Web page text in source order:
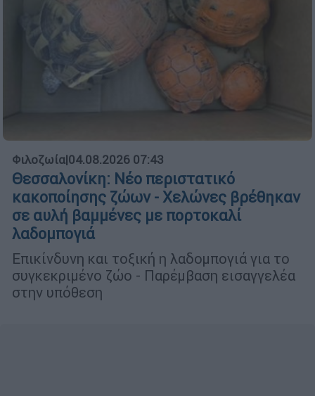
Φιλοζωία|04.08.2026 07:43
Θεσσαλονίκη: Νέο περιστατικό
κακοποίησης ζώων - Χελώνες βρέθηκαν
σε αυλή βαμμένες με πορτοκαλί
λαδομπογιά
Επικίνδυνη και τοξική η λαδομπογιά για το
συγκεκριμένο ζώο - Παρέμβαση εισαγγελέα
στην υπόθεση